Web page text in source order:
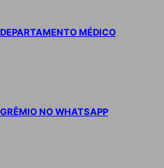
DEPARTAMENTO MÉDICO
GRÊMIO NO WHATSAPP